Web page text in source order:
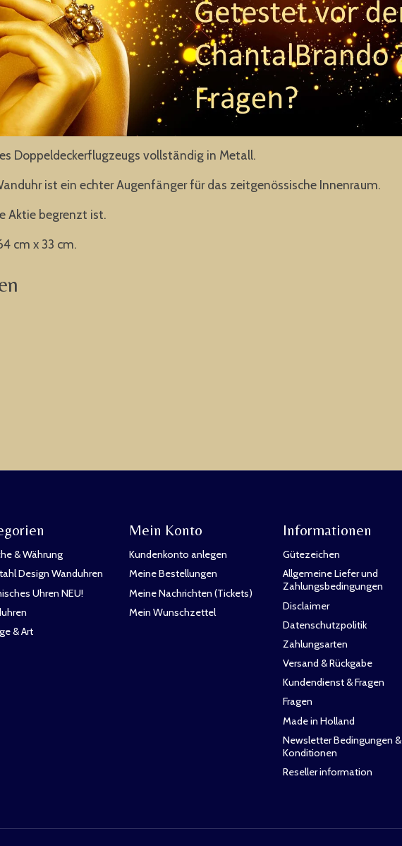
Doppeldeckerflugzeugs vollständig in Metall.
ist ein echter Augenfänger für das zeitgenössische Innenraum.
Aktie begrenzt ist.
cm x 33 cm.
& Währung
Design Wanduhren
Uhren NEU!
& Art
Mein Konto
Kundenkonto anlegen
Meine Bestellungen
Meine Nachrichten (Tickets)
Mein Wunschzettel
Informationen
Gütezeichen
Allgemeine Liefer und
Zahlungsbedingungen
Disclaimer
Datenschutzpolitik
Zahlungsarten
Versand & Rückgabe
Kundendienst & Fragen
Fragen
Made in Holland
Newsletter Bedingungen &
Konditionen
Reseller information